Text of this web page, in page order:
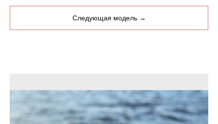
Следующая модель →